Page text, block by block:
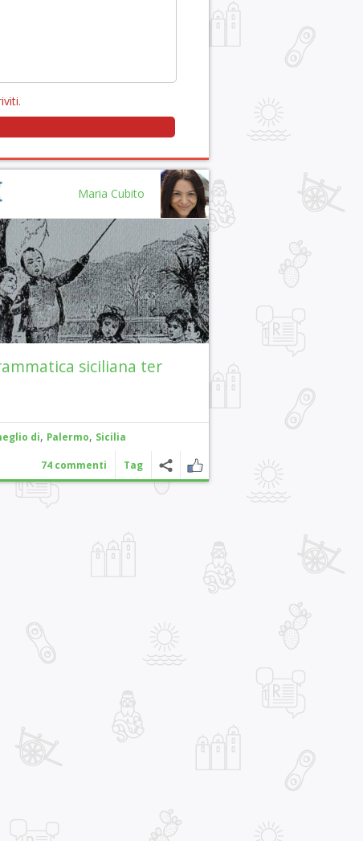
.
Maria Cubito
siciliana ter
di, Palermo, Sicilia
74 commenti Tag